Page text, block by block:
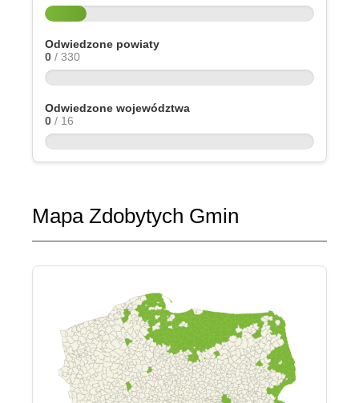
Odwiedzone powiaty
0 / 330
Odwiedzone województwa
0 / 16
Mapa Zdobytych Gmin